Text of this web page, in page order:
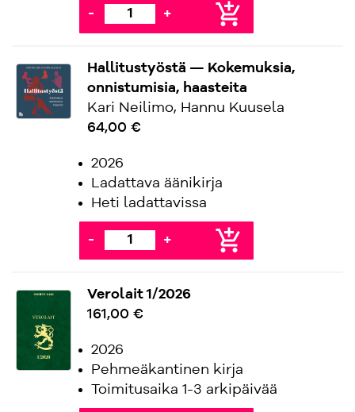
- + add_shopping_cart
Hallitustyöstä — Kokemuksia,
onnistumisia, haasteita
Kari Neilimo, Hannu Kuusela
64,00 €
2026
Ladattava äänikirja
Heti ladattavissa
- + add_shopping_cart
Verolait 1/2026
161,00 €
2026
Pehmeäkantinen kirja
Toimitusaika 1-3 arkipäivää